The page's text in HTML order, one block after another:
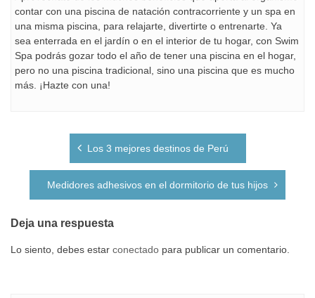
contar con una piscina de natación contracorriente y un spa en
una misma piscina, para relajarte, divertirte o entrenarte. Ya
sea enterrada en el jardín o en el interior de tu hogar, con Swim
Spa podrás gozar todo el año de tener una piscina en el hogar,
pero no una piscina tradicional, sino una piscina que es mucho
más. ¡Hazte con una!
Navegación
entradas
Los 3 mejores destinos de Perú
Medidores adhesivos en el dormitorio de tus hijos
Deja una respuesta
Lo siento, debes estar conectado para publicar un comentario.